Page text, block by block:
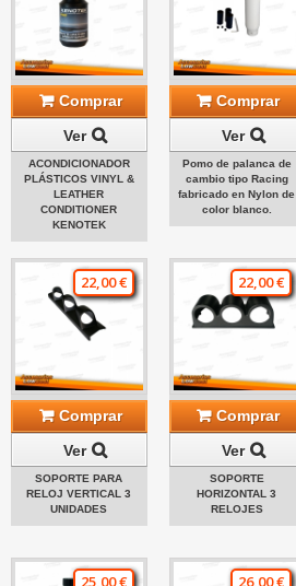
Comprar
Ver
ACONDICIONADOR
PLÁSTICOS VINYL &
LEATHER
CONDITIONER
KENOTEK
Comprar
Ver
Pomo de palanca de
cambio tipo Racing
fabricado en Nylon de
color blanco.
22,00 €
Comprar
Ver
SOPORTE PARA
RELOJ VERTICAL 3
UNIDADES
22,00 €
Comprar
Ver
SOPORTE
HORIZONTAL 3
RELOJES
25,00 € 26,00 €